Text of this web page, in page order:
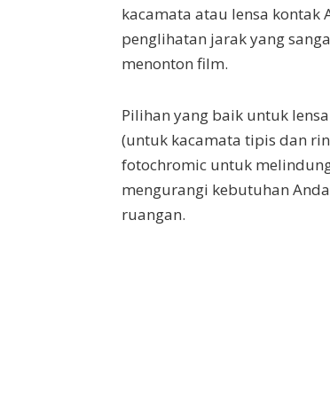
kacamata atau lensa kontak
penglihatan jarak yang
menonton film.
Pilihan yang baik untuk
(untuk kacamata tipis dan
fotochromic untuk
mengurangi kebutuhan
ruangan.